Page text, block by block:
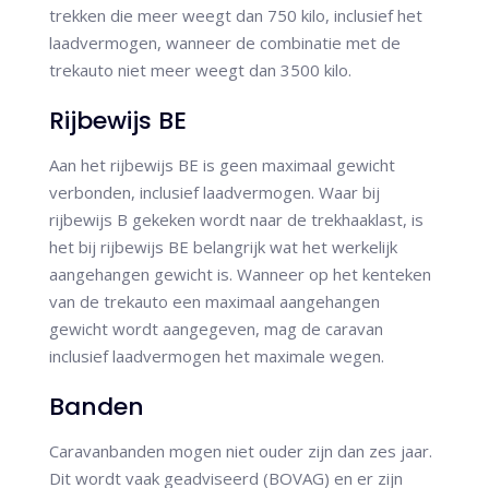
trekken die meer weegt dan 750 kilo, inclusief het
laadvermogen, wanneer de combinatie met de
trekauto niet meer weegt dan 3500 kilo.
Rijbewijs BE
Aan het rijbewijs BE is geen maximaal gewicht
verbonden, inclusief laadvermogen. Waar bij
rijbewijs B gekeken wordt naar de trekhaaklast, is
het bij rijbewijs BE belangrijk wat het werkelijk
aangehangen gewicht is. Wanneer op het kenteken
van de trekauto een maximaal aangehangen
gewicht wordt aangegeven, mag de caravan
inclusief laadvermogen het maximale wegen.
Banden
Caravanbanden mogen niet ouder zijn dan zes jaar.
Dit wordt vaak geadviseerd (BOVAG) en er zijn